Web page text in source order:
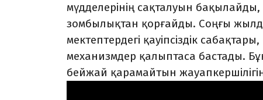
мүдделерінің сақталуын
зомбылықтан қорғайды. Соңғы
мектептердегі қауіпсіздік
механизмдер қалыптаса бастады.
бейжай қарамайтын